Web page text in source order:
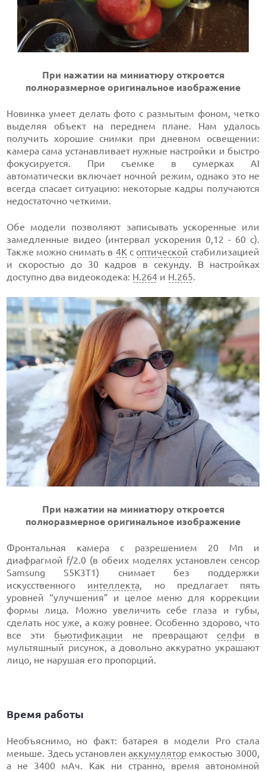
При нажатии на миниатюру откроется
полноразмерное оригинальное изображение
Новинка умеет делать фото с размытым фоном, четко
выделяя объект на переднем плане. Нам удалось
получить хорошие снимки при дневном освещении:
камера сама устанавливает нужные настройки и быстро
фокусируется. При съемке в сумерках AI
автоматически включает ночной режим, однако это не
всегда спасает ситуацию: некоторые кадры получаются
недостаточно четкими.
Обе модели позволяют записывать ускоренные или
замедленные видео (интервал ускорения 0,12 - 60 с).
Также можно снимать в 4Кс оптической стабилизацией
и скоростью до 30 кадров в секунду. В настройках
доступно два видеокодека: H.264 и H.265.
При нажатии на миниатюру откроется
полноразмерное оригинальное изображение
Фронтальная камера с разрешением 20 Мп и
диафрагмой f/2.0 (в обеих моделях установлен сенсор
Samsung S5K3T1) снимает без поддержки
искусственного интеллекта, но предлагает пять
уровней “улучшения” и целое меню для коррекции
формы лица. Можно увеличить себе глаза и губы,
сделать нос уже, а кожу ровнее. Особенно здорово, что
все эти бьютификации не превращают селфи в
мультяшный рисунок, а довольно аккуратно украшают
лицо, не нарушая его пропорций.
Время работы
Необъяснимо, но факт: батарея в модели Pro стала
меньше. Здесь установленаккумулятор емкостью 3000,
а не 3400 мАч. Как ни странно, время автономной